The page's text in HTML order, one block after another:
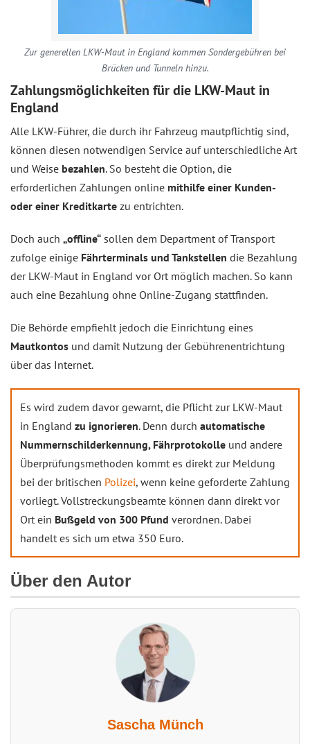
Zur generellen LKW-Maut in England kommen Sondergebühren bei
Brücken und Tunneln hinzu.
Zahlungsmöglichkeiten für die LKW-Maut in
England
Alle LKW-Führer, die durch ihr Fahrzeug mautpflichtig sind,
können diesen notwendigen Service auf unterschiedliche Art
und Weise bezahlen. So besteht die Option, die
erforderlichen Zahlungen online mithilfe einer Kunden-
oder einer Kreditkarte zu entrichten.
Doch auch „offline“ sollen dem Department of Transport
zufolge einige Fährterminals und Tankstellen die Bezahlung
der LKW-Maut in England vor Ort möglich machen. So kann
auch eine Bezahlung ohne Online-Zugang stattfinden.
Die Behörde empfiehlt jedoch die Einrichtung eines
Mautkontos und damit Nutzung der Gebührenentrichtung
über das Internet.
Es wird zudem davor gewarnt, die Pflicht zur LKW-Maut
in England zu ignorieren. Denn durch automatische
Nummernschilderkennung, Fährprotokolle und andere
Überprüfungsmethoden kommt es direkt zur Meldung
bei der britischen Polizei, wenn keine geforderte Zahlung
vorliegt. Vollstreckungsbeamte können dann direkt vor
Ort ein Bußgeld von 300 Pfund verordnen. Dabei
handelt es sich um etwa 350 Euro.
Über den Autor
Sascha Münch